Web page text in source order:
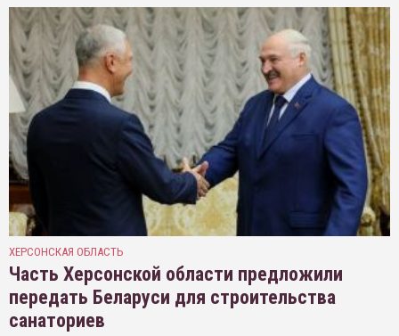
ХЕРСОНСКАЯ ОБЛАСТЬ
Часть Херсонской области предложили
передать Беларуси для строительства
санаториев